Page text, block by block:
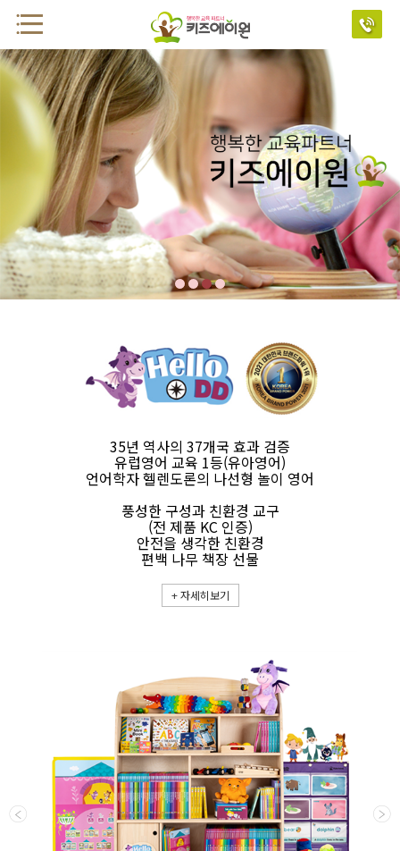
35년 역사의 37개국 효과 검증
유럽영어 교육 1등(유아영어)
언어학자 헬렌도론의 나선형 놀이 영어
풍성한 구성과 친환경 교구
(전 제품 KC 인증)
안전을 생각한 친환경
편백 나무 책장 선물
+자세히보기